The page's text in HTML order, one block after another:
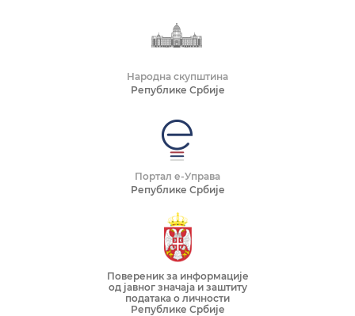
Народна скупштина
Републике Србије
Портал е-Управа
Републике Србије
Повереник за информације
од јавног значаја и заштиту
података о личности
Републике Србије